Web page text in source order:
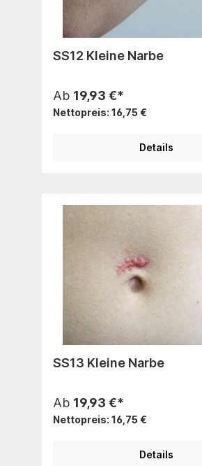
SS12 Kleine Narbe
Ab 19,93 €*
Nettopreis: 16,75 €
Details
SS13 Kleine Narbe
Ab 19,93 €*
Nettopreis: 16,75 €
Details